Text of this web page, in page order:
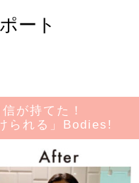
ート
が持てた！
られる」Bodies!